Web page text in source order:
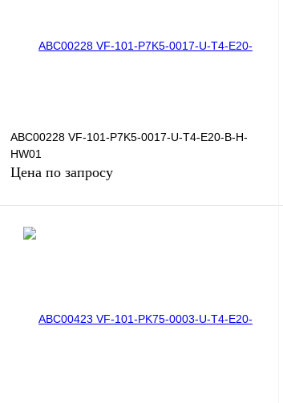
ABC00228 VF-101-P7K5-0017-U-T4-E20-B-H-
HW01
Цена по запросу